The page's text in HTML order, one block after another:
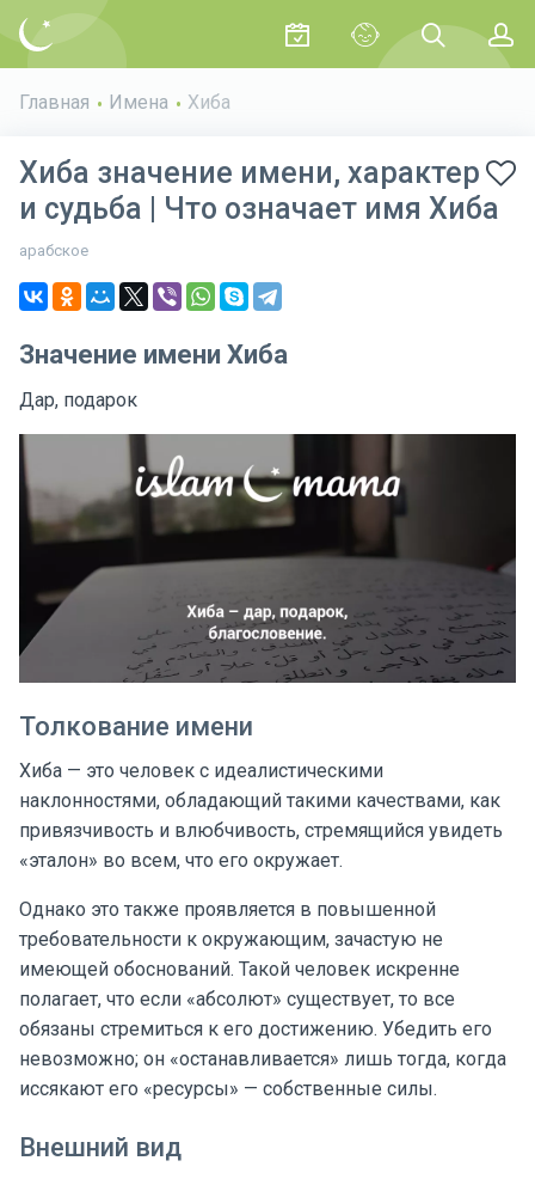
Главная Имена Хиба
Хиба значение имени, характер
и судьба | Что означает имя Хиба
арабское
Значение имени Хиба
Дар, подарок
Толкование имени
Хиба — это человек с идеалистическими
наклонностями, обладающий такими качествами, как
привязчивость и влюбчивость, стремящийся увидеть
«эталон» во всем, что его окружает.
Однако это также проявляется в повышенной
требовательности к окружающим, зачастую не
имеющей обоснований. Такой человек искренне
полагает, что если «абсолют» существует, то все
обязаны стремиться к его достижению. Убедить его
невозможно; он «останавливается» лишь тогда, когда
иссякают его «ресурсы» — собственные силы.
Внешний вид